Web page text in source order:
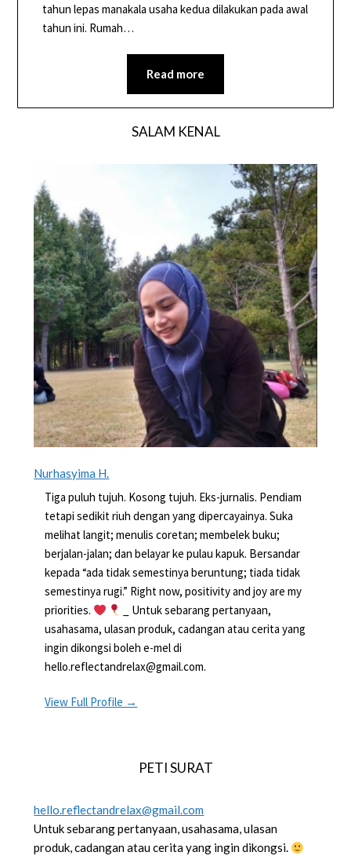
tahun lepas manakala usaha kedua dilakukan pada awal
tahun ini. Rumah…
Read more
SALAM KENAL
Nurhasyima H.
Tiga puluh tujuh. Kosong tujuh. Eks-jurnalis. Pendiam
tetapi sedikit riuh dengan yang dipercayainya. Suka
melihat langit; menulis coretan; membelek buku;
berjalan-jalan; dan belayar ke pulau kapuk. Bersandar
kepada “ada tidak semestinya beruntung; tiada tidak
semestinya rugi.” Right now, positivity and joy are my
priorities.
_ Untuk sebarang pertanyaan,
usahasama, ulasan produk, cadangan atau cerita yang
ingin dikongsi boleh e-mel di
hello.reflectandrelax@gmail.com.
View Full Profile →
PETI SURAT
hello.reflectandrelax@gmail.com
Untuk sebarang pertanyaan, usahasama, ulasan
produk, cadangan atau cerita yang ingin dikongsi.